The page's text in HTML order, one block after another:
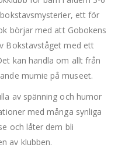
ett för
börjar med att Gobokens
Bokstavståget med ett
kan handla om allt från
mumie på museet.
av spänning och humor
med många synliga
och låter dem bli
av klubben.